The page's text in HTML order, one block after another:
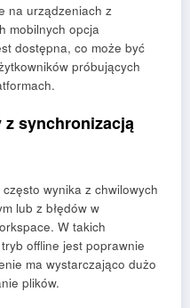
na urządzeniach z
mobilnych opcja
dostępna, co może być
próbujących
z synchronizacją
wynika z chwilowych
lub z błędów w
W takich
offline jest poprawnie
ma wystarczająco dużo
plików.